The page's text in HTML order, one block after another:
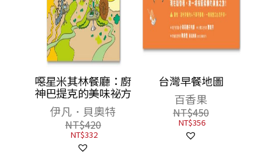
噁星米其林餐廳：廚
神巴提克的美味祕方
伊凡．貝奧特
NT$420
NT$332
台灣早餐地圖
百香果
NT$450
NT$356